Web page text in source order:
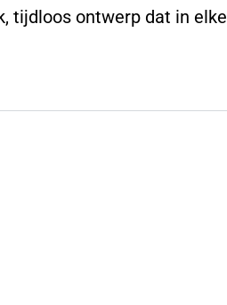
tijdloos ontwerp dat in elke